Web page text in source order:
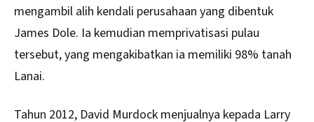
mengambil alih kendali perusahaan yang dibentuk
James Dole. Ia kemudian memprivatisasi pulau
tersebut, yang mengakibatkan ia memiliki 98% tanah
Lanai.
Tahun 2012, David Murdock menjualnya kepada Larry